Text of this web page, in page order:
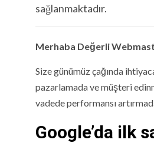
sağlanmaktadır.
Merhaba Değerli
Size günümüz çağında
pazarlamada ve müşteri
vadede performansı
Google’da ilk